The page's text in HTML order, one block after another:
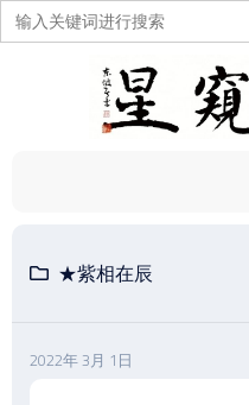
搜
索：
★紫相在辰
2022年 3月 1日